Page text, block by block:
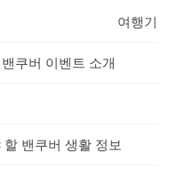
여행기
쿠버 이벤트 소개
밴쿠버 생활 정보